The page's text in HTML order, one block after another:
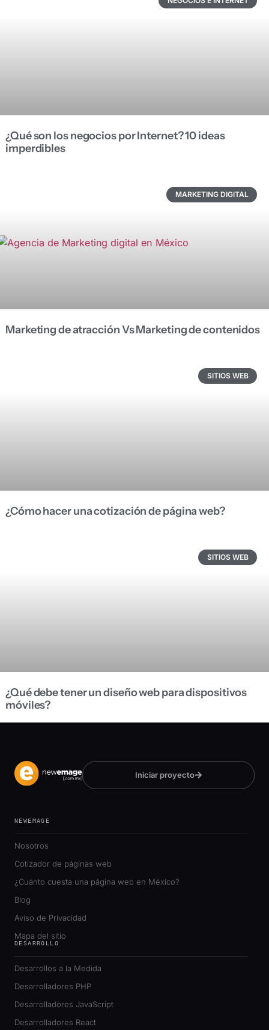
¿Qué son los negocios por Internet? 10 ideas
imperdibles
MARKETING DIGITAL
Marketing de atracción Vs Marketing de contenidos
SITIOS WEB
¿Cómo hacer una cotización de página web?
SITIOS WEB
¿Qué debe tener un diseño web para dispositivos
móviles?
Iniciar proyecto
NEWEMAGE
Nosotros
Cotizador de páginas web
¿Cuánto cuesta una página web en México?
Blog
Aviso de Privacidad
Mapa del sitio
DESARROLLO
Desarrollos a la Medida
Desarrolladores PHP
Desarrolladores JavaScript
Desarrolladores React